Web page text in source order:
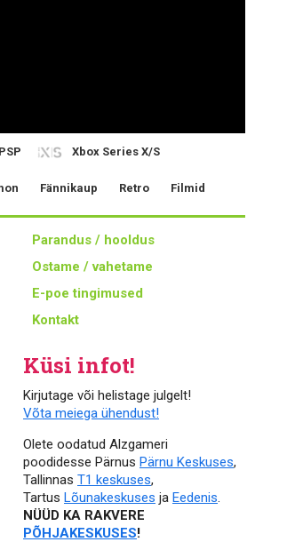
PSP Xbox Series X/S
Fännikaup Retro Filmid
Parandus / hooldus
Ostame / vahetame
E-poe tingimused
Kontakt
Küsi infot!
Kirjutage või helistage julgelt!
Võta meiega ühendust!
Olete oodatud Alzgameri
poodidesse Pärnus Pärnu Keskuses,
Tallinnas T1 keskuses,
Tartus Lõunakeskuses ja Eedenis.
NÜÜD KA RAKVERE
PÕHJAKESKUSES!